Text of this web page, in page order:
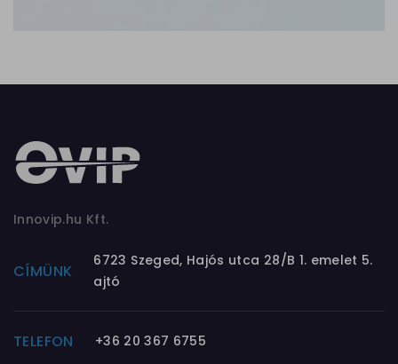
Innovip.hu Kft.
CÍMÜNK
6723 Szeged, Hajós utca 28/B 1. emelet 5.
ajtó
TELEFON +36 20 367 6755